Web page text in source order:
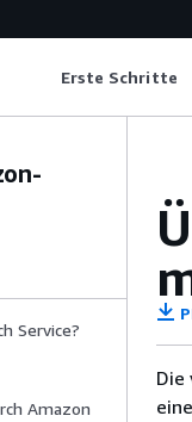
Erste Schritte
Service?
Amazon
Die